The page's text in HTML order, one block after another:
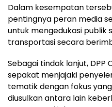
Dalam kesempatan
pentingnya peran media
untuk mengedukasi publik
transportasi secara
Sebagai tindak lanjut, DPP
sepakat menjajaki
tematik dengan fokus
diusulkan antara lain